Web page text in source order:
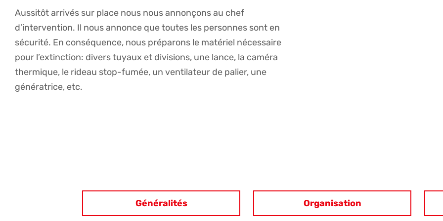
Aussitôt arrivés sur place nous nous annonçons au chef
d’intervention. Il nous annonce que toutes les personnes sont en
sécurité. En conséquence, nous préparons le matériel nécessaire
pour l’extinction: divers tuyaux et divisions, une lance, la caméra
thermique, le rideau stop-fumée, un ventilateur de palier, une
génératrice, etc.
Généralités Organisation